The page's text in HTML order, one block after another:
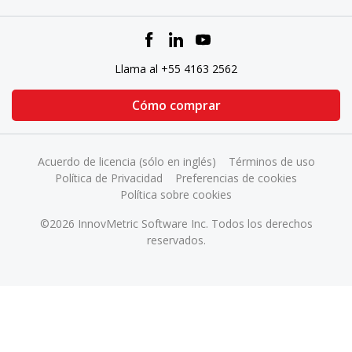
Llama al +55 4163 2562
Cómo comprar
©2026 InnovMetric Software Inc. Todos los derechos
reservados.
Acuerdo de licencia (sólo en inglés)
Términos de uso
Política de Privacidad
Preferencias de cookies
Política sobre cookies